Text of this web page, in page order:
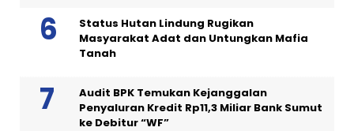
Status Hutan Lindung Rugikan
Masyarakat Adat dan Untungkan Mafia
Tanah
Audit BPK Temukan Kejanggalan
Penyaluran Kredit Rp11,3 Miliar Bank Sumut
ke Debitur “WF”